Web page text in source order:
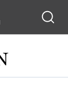
La